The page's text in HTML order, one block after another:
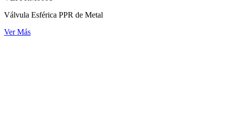
Válvula Esférica PPR de Metal
Ver Más